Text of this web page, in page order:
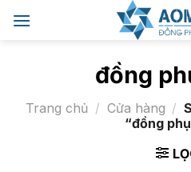
qua
đồng
Trang chủ / Cửa hàng /
“đồng